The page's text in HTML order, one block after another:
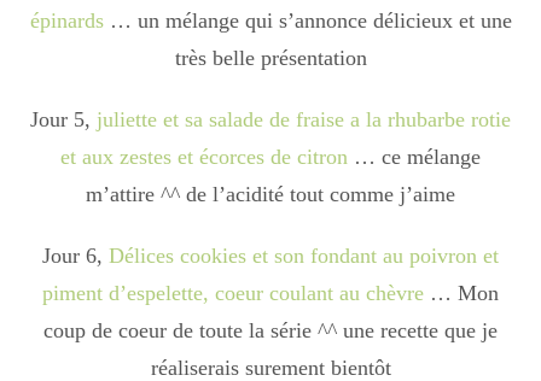
Semaines Spéciales
cupcake
apéro
Halloween
épinards… un mélange qui s’annonce délicieux et une
très belle présentation
Jour 5, juliette et sa salade de fraise a la rhubarbe rotie
et aux zestes et écorces de citron … ce mélange
m’attire ^^ de l’acidité tout comme j’aime
Jour 6, Délices cookies et son fondant au poivron et
piment d’espelette, coeur coulant au chèvre … Mon
coup de coeur de toute la série ^^ une recette que je
réaliserais surement bientôt